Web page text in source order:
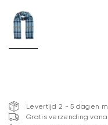
Levertijd 2 - 5 dagen
Gratis verzending